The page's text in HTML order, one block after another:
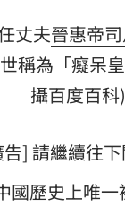
丈夫晉惠帝
稱為「癡呆
攝百度百科)
告] 請繼續往
國歷史上唯